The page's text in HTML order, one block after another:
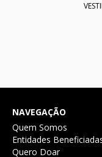
NAVEGAÇÃO
Quem Somos
Entidades
Quero Doar